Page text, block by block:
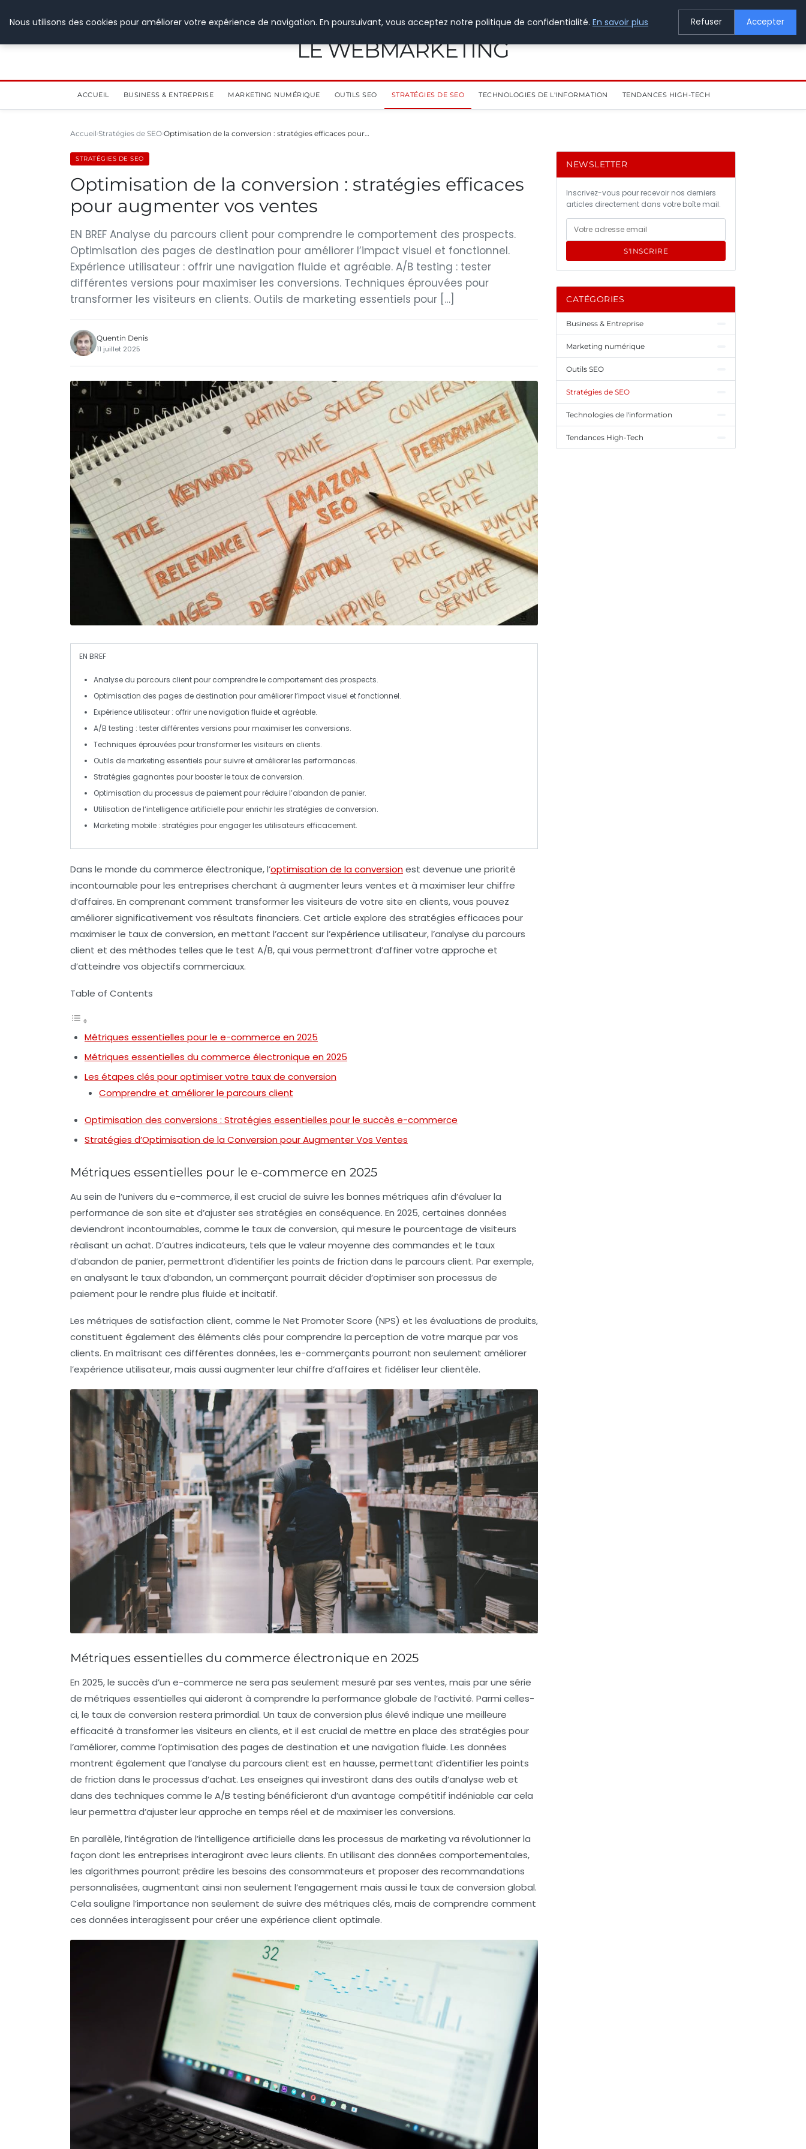
LE WEBMARKETING
ACCUEIL BUSINESS & ENTREPRISE MARKETING NUMÉRIQUE OUTILS SEO STRATÉGIES DE SEO TECHNOLOGIES DE L'INFORMATION TENDANCES HIGH-TECH
Accueil Stratégies de SEO Optimisation de la conversion : stratégies efficaces pour…
STRATÉGIES DE SEO
Optimisation de la conversion : stratégies efficaces
pour augmenter vos ventes
EN BREF Analyse du parcours client pour comprendre le comportement des prospects.
Optimisation des pages de destination pour améliorer l’impact visuel et fonctionnel.
Expérience utilisateur : offrir une navigation fluide et agréable. A/B testing : tester
différentes versions pour maximiser les conversions. Techniques éprouvées pour
transformer les visiteurs en clients. Outils de marketing essentiels pour […]
Quentin Denis
11 juillet 2025
EN BREF
Analyse du parcours clientpour comprendre le comportement des prospects.
Optimisation des pages de destination pour améliorer l’impact visuel et fonctionnel.
Expérience utilisateur : offrir une navigation fluide et agréable.
A/B testing : tester différentes versions pour maximiser les conversions.
Techniques éprouvées pour transformer les visiteurs en clients.
Outils de marketing essentiels pour suivre et améliorer les performances.
Stratégies gagnantes pour booster le taux de conversion.
Optimisation du processus de paiementpour réduire l’abandon de panier.
Utilisation de l‘intelligence artificiellepour enrichir les stratégies de conversion.
Marketing mobile : stratégies pour engager les utilisateurs efficacement.
Dans le monde du commerce électronique, l’optimisation de la conversionest devenue une priorité
incontournable pour les entreprises cherchant à augmenter leurs ventes et à maximiser leur chiffre
d’affaires. En comprenant comment transformer les visiteurs de votre site en clients, vous pouvez
améliorer significativement vos résultats financiers. Cet article explore des stratégies efficaces pour
maximiser le taux de conversion, en mettant l’accent sur l’expérience utilisateur, l’analyse du parcours
client et des méthodes telles que le test A/B, qui vous permettront d’affiner votre approche et
d’atteindre vos objectifs commerciaux.
Table of Contents
Métriques essentielles pour le e-commerce en 2025
Métriques essentielles du commerce électronique en 2025
Les étapes clés pour optimiser votre taux de conversion
Comprendre et améliorer le parcours client
Optimisation des conversions : Stratégies essentielles pour le succès e-commerce
Stratégies d’Optimisation de la Conversion pour Augmenter Vos Ventes
Métriques essentielles pour le e-commerce en 2025
Au sein de l’univers du e-commerce, il est crucial de suivre les bonnes métriques afin d’évaluer la
performance de son site et d’ajuster ses stratégies en conséquence. En 2025, certaines données
deviendront incontournables, comme le taux de conversion, qui mesure le pourcentage de visiteurs
réalisant un achat. D’autres indicateurs, tels que le valeur moyenne des commandes et le taux
d’abandon de panier, permettront d’identifier les points de friction dans le parcours client. Par exemple,
en analysant le taux d’abandon, un commerçant pourrait décider d’optimiser son processus de
paiement pour le rendre plus fluide et incitatif.
Les métriques de satisfaction client, comme le Net Promoter Score (NPS) et les évaluations de produits,
constituent également des éléments clés pour comprendre la perception de votre marque par vos
clients. En maîtrisant ces différentes données, les e-commerçants pourront non seulement améliorer
l’expérience utilisateur, mais aussi augmenter leur chiffre d’affaires et fidéliser leur clientèle.
Métriques essentielles du commerce électronique en 2025
En 2025, le succès d’un e-commerce ne sera pas seulement mesuré par ses ventes, mais par une série
de métriques essentielles qui aideront à comprendre la performance globale de l’activité. Parmi celles-
ci, le taux de conversion restera primordial. Un taux de conversion plus élevé indique une meilleure
efficacité à transformer les visiteurs en clients, et il est crucial de mettre en place des stratégies pour
l’améliorer, comme l’optimisation des pages de destination et une navigation fluide. Les données
montrent également que l’analyse du parcours client est en hausse, permettant d’identifier les points
de friction dans le processus d’achat. Les enseignes qui investiront dans des outils d’analyse web et
dans des techniques comme le A/B testing bénéficieront d’un avantage compétitif indéniable car cela
leur permettra d’ajuster leur approche en temps réel et de maximiser les conversions.
En parallèle, l’intégration de l’intelligence artificielle dans les processus de marketing va révolutionner la
façon dont les entreprises interagiront avec leurs clients. En utilisant des données comportementales,
les algorithmes pourront prédire les besoins des consommateurs et proposer des recommandations
personnalisées, augmentant ainsi non seulement l’engagement mais aussi le taux de conversion global.
Cela souligne l’importance non seulement de suivre des métriques clés, mais de comprendre comment
ces données interagissent pour créer une expérience client optimale.
NEWSLETTER
Inscrivez-vous pour recevoir nos derniers
articles directement dans votre boîte mail.
S'INSCRIRE
CATÉGORIES
Business & Entreprise
Marketing numérique
Outils SEO
Stratégies de SEO
Technologies de l'information
Tendances High-Tech
Nous utilisons des cookies pour améliorer votre expérience de navigation. En poursuivant, vous acceptez notre politique de confidentialité. En savoir plus Refuser Accepter